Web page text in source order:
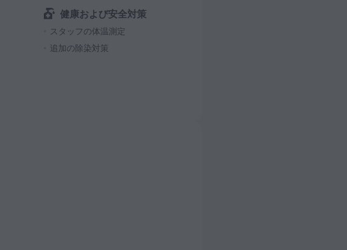
健康および安全対策
スタッフの体温測定
追加の除染対策